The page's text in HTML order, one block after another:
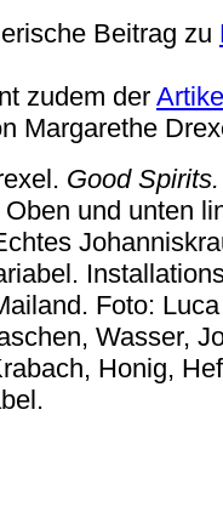
Beitrag zu
zudem der
Margarethe
Good
Oben und unten
Foto:
Wasser,
Honig,